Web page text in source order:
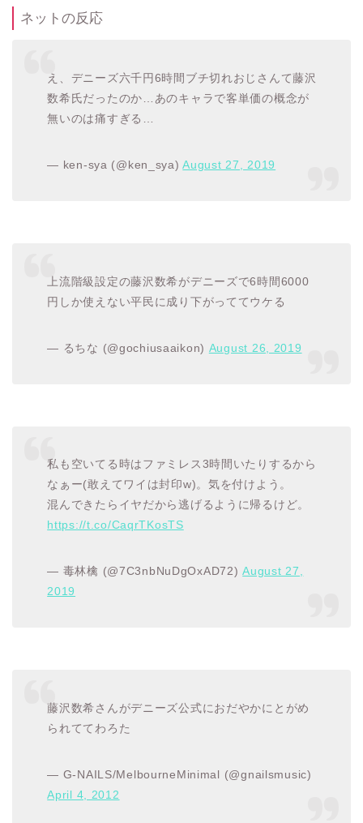
ネットの反応
え、デニーズ六千円6時間ブチ切れおじさんて藤沢
数希氏だったのか…あのキャラで客単価の概念が
無いのは痛すぎる…
— ken-sya (@ken_sya)August 27, 2019
上流階級設定の藤沢数希がデニーズで6時間6000
円しか使えない平民に成り下がっててウケる
— るちな (@gochiusaaikon) August 26, 2019
私も空いてる時はファミレス3時間いたりするから
なぁー(敢えてワイは封印w)。気を付けよう。
混んできたらイヤだから逃げるように帰るけど。
https://t.co/CaqrTKosTS
— 毒林檎 (@7C3nbNuDgOxAD72)August 27,
2019
藤沢数希さんがデニーズ公式におだやかにとがめ
られててわろた
— G-NAILS/MelbourneMinimal (@gnailsmusic)
April 4, 2012